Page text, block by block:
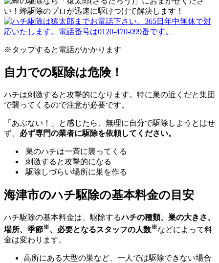
※タップすると電話がかかります
自力での駆除は危険！
ハチは刺激すると攻撃的になります。特に巣の近くだと集団
で襲ってくるので注意が必要です。
「あぶない！」と感じたら、無理に自分で駆除しようとはせ
ず、 必ず専門の業者に駆除を依頼してください。
巣のハチは一斉に襲ってくる
刺激すると攻撃的になる
駆除しづらい場所に巣を作る
海津市のハチ駆除の基本料金の目安
ハチ駆除の基本料金は、駆除するハチの種類、巣の大きさ、
場所、季節※、必要となるスタッフの人数※などによって料
金は変わります。
高所にある大型の巣など、一人では駆除できない場合